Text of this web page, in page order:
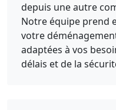
depuis une autre
Notre équipe prend
votre
adaptées à vos
délais et de la